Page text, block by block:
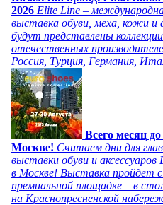
2026 Elite Line –
выставка обуви, меха, кожи и
будут представлены
отечественных
Россия, Турция, Германия,
Всего месяц
Москве! Считаем дни для
выставки обуви и
в Москве! Выставка пройдет
премиальной площадке – в
на Краснопресненской